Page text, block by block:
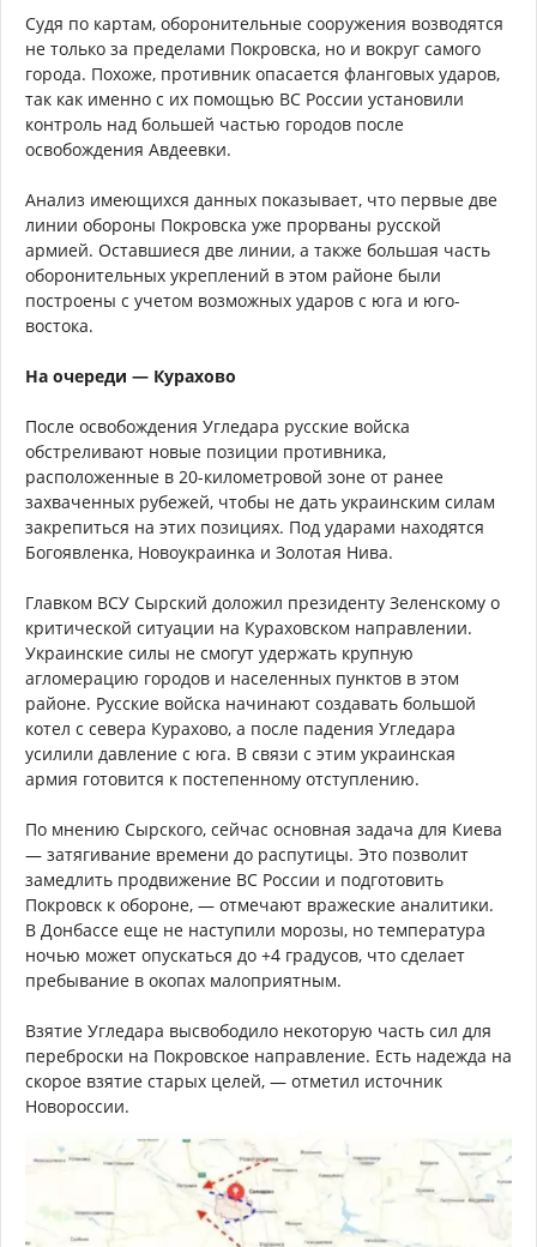
Судя по картам, оборонительные сооружения возводятся
не только за пределами Покровска, но и вокруг самого
города. Похоже, противник опасается фланговых ударов,
так как именно с их помощью ВС России установили
контроль над большей частью городов после
освобождения Авдеевки.
Анализ имеющихся данных показывает, что первые две
линии обороны Покровска уже прорваны русской
армией. Оставшиеся две линии, а также большая часть
оборонительных укреплений в этом районе были
построены с учетом возможных ударов с юга и юго-
востока.
На очереди — Курахово
После освобождения Угледара русские войска
обстреливают новые позиции противника,
расположенные в 20-километровой зоне от ранее
захваченных рубежей, чтобы не дать украинским силам
закрепиться на этих позициях. Под ударами находятся
Богоявленка, Новоукраинка и Золотая Нива.
Главком ВСУ Сырский доложил президенту Зеленскому о
критической ситуации на Кураховском направлении.
Украинские силы не смогут удержать крупную
агломерацию городов и населенных пунктов в этом
районе. Русские войска начинают создавать большой
котел с севера Курахово, а после падения Угледара
усилили давление с юга. В связи с этим украинская
армия готовится к постепенному отступлению.
По мнению Сырского, сейчас основная задача для Киева
— затягивание времени до распутицы. Это позволит
замедлить продвижение ВС России и подготовить
Покровск к обороне, — отмечают вражеские аналитики.
В Донбассе еще не наступили морозы, но температура
ночью может опускаться до +4 градусов, что сделает
пребывание в окопах малоприятным.
Взятие Угледара высвободило некоторую часть сил для
переброски на Покровское направление. Есть надежда на
скорое взятие старых целей, — отметил источник
Новороссии.